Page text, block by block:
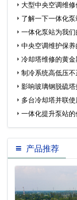
大型中央空调维
了解一下一体化
一体化泵站为我
中央空调维护保
冷却塔维修的黄
制冷系统高低压
影响玻璃钢脱硫
多台冷却塔并联
一体化提升泵站
程…
产品推荐